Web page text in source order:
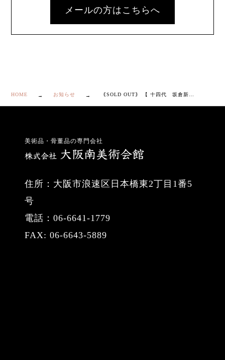
メールの方はこちらへ
HOME お知らせ
美術品・骨董品の専門会社
住所：大阪市浪速区日本橋東2丁目1番5
号
電話：06-6641-1779
FAX: 06-6643-5889